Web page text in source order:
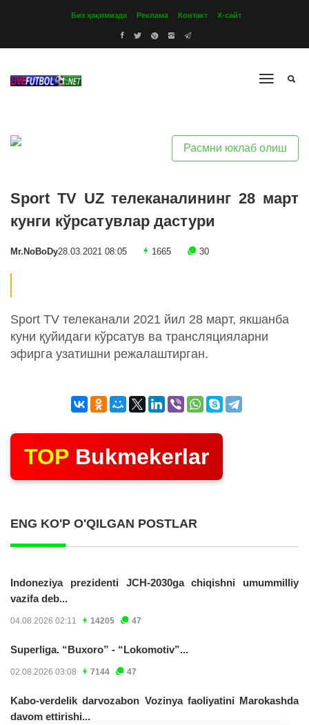
Биз ҳақимизда Реклама Контакт Х-сайт
Расмни юклаб олиш
Sport TV UZ телеканалининг 28 март
кунги кўрсатувлар дастури
Mr.NoBoDy28.03.2021 08:05 1665 30
Sport TV телеканали 2021 йил 28 март, якшанба
куни қуйидаги кўрсатув ва трансляцияларни
эфирга узатишни режалаштирган.
TOP Bukmekerlar
ENG KO'P O'QILGAN POSTLAR
Indoneziya prezidenti JCH-2030ga chiqishni umummilliy
vazifa deb...
04.08.2026 02:11 14205 47
Superliga. “Buxoro” - “Lokomotiv”...
02.08.2026 03:08 7144 47
Kabo-verdelik darvozabon Vozinya faoliyatini Marokashda
davom ettirishi...